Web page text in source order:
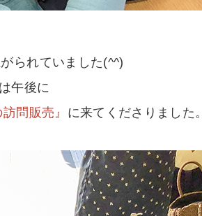
られていました(^^)
午後に
訪問販売』 に来てくださりました。